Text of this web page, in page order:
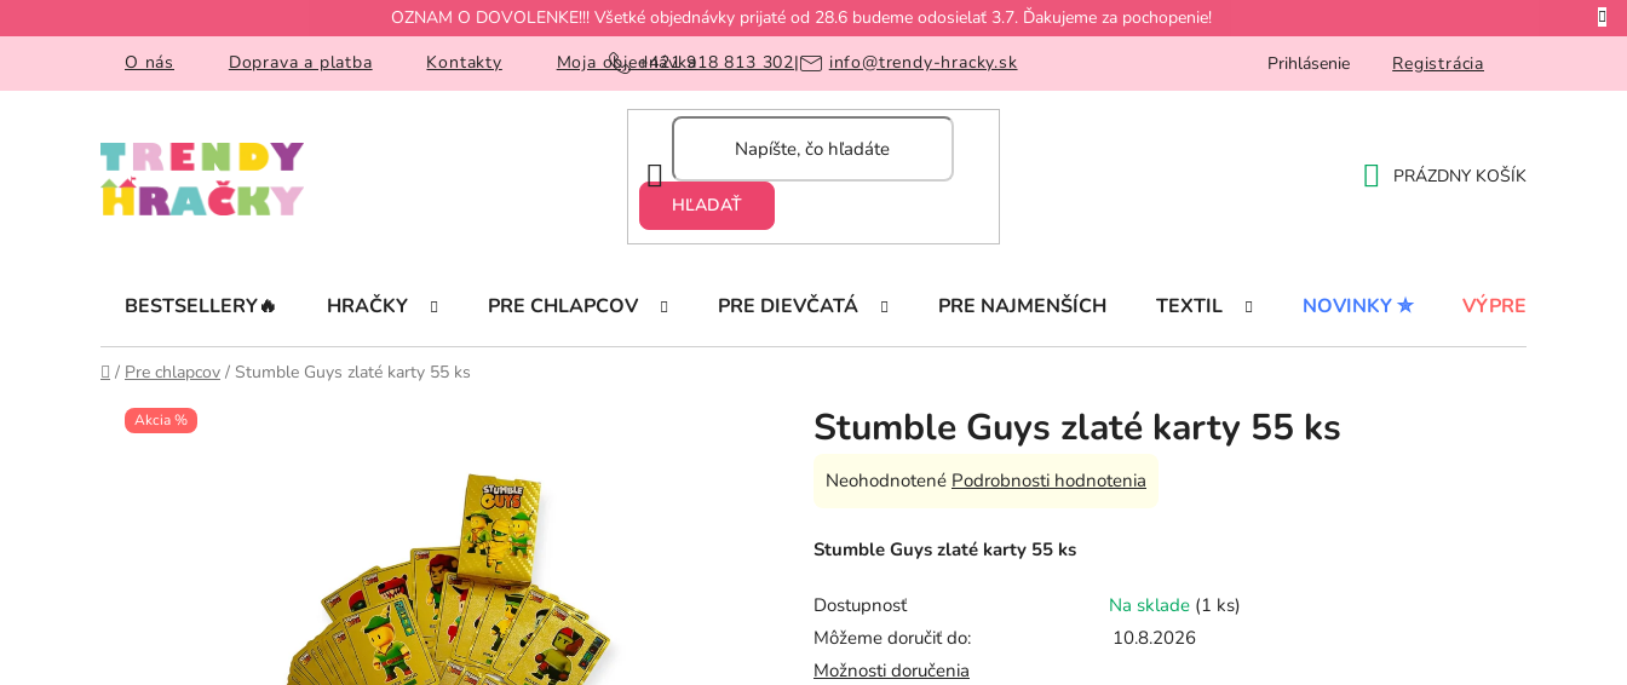
na
OZNAM O DOVOLENKE!!! Všetké objednávky prijaté od 28.6 budeme odosielať 3.7. Ďakujeme za pochopenie!
O nás
Doprava a platba Kontakty Moja objednávka Prihlásenie Registrácia
+421 918 813 302| info@trendy-hracky.sk
HĽADAŤ
PRÁZDNY KOŠÍK
BESTSELLERY🔥 HRAČKY PRE CHLAPCOV PRE DIEVČATÁ PRE NAJMENŠÍCH TEXTIL NOVINKY ✮ VÝPREDAJ %
Domov
/ Pre chlapcov / Stumble Guys zlaté karty 55 ks
Stumble Guys zlaté karty 55 ks
Priemerné
produktu
0,0
z
5
Neohodnotené Podrobnosti hodnotenia
Stumble Guys zlaté karty 55 ks
Dostupnosť Na sklade (1 ks)
Môžeme doručiť do:
10.8.2026
Možnosti doručenia
Akcia %